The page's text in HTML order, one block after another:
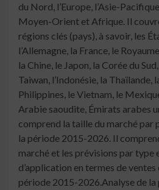
du Nord, l’Europe, l’Asie-
Moyen-Orient et Afrique. Il
régions clés (pays), à savoir, les
l’Allemagne, la France, le
la Chine, le Japon, la Corée du
Taiwan, l’Indonésie, la Thaïlande,
Philippines, le Vietnam, le
Arabie saoudite, Émirats arabes
comprend la taille du marché par
la période 2015-2026. Il
marché et les prévisions par type
d’application en termes de
période 2015-2026.Analyse de la